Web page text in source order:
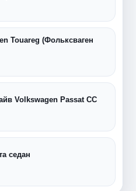
Touareg (Фольксваген
Volkswagen Passat CC
седан